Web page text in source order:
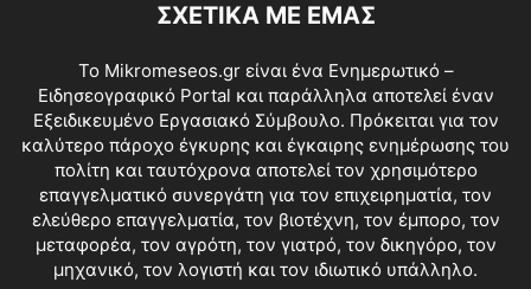
ΣΧΕΤΙΚΑ ΜΕ ΕΜΑΣ
Το Mikromeseos.gr είναι ένα Ενημερωτικό –
Ειδησεογραφικό Portal και παράλληλα αποτελεί έναν
Εξειδικευμένο Εργασιακό Σύμβουλο. Πρόκειται για τον
καλύτερο πάροχο έγκυρης και έγκαιρης ενημέρωσης του
πολίτη και ταυτόχρονα αποτελεί τον χρησιμότερο
επαγγελματικό συνεργάτη για τον επιχειρηματία, τον
ελεύθερο επαγγελματία, τον βιοτέχνη, τον έμπορο, τον
μεταφορέα, τον αγρότη, τον γιατρό, τον δικηγόρο, τον
μηχανικό, τον λογιστή και τον ιδιωτικό υπάλληλο.